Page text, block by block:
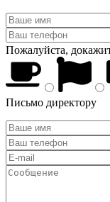
Пожалуйста,
Письмо директору